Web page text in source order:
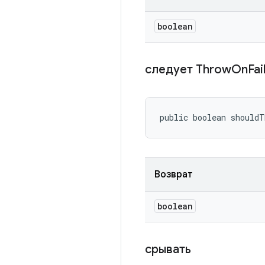
boolean
следует ThrowOn
public boolean
Возврат
boolean
срывать